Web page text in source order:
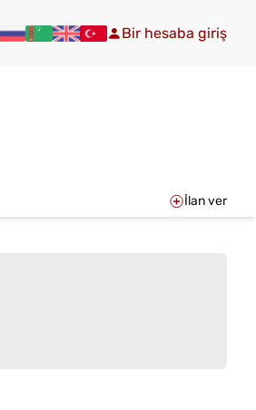
Bir hesaba giriş
İlan ver